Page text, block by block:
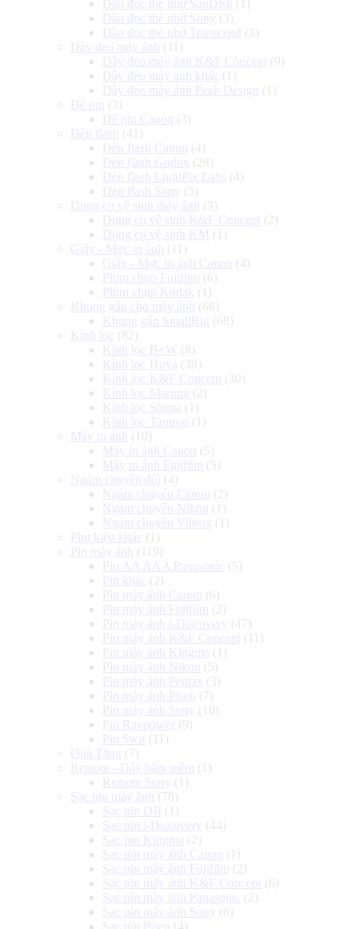
Đầu đọc thẻ nhớ SanDisk (1)
Đầu đọc thẻ nhớ Sony (3)
Đầu đọc thẻ nhớ Transcend
(3)
Dây đeo máy ảnh
(11)
Dây đeo máy ảnh K&F Concept (9)
Dây đeo máy ảnh khác (1)
Dây đeo máy ảnh Peak Design
(1)
Đế pin
(3)
Đế pin Canon
(3)
Đèn flash
(41)
Đèn flash Canon
(4)
Đèn flash Godox (28)
Đèn flash LightPix Labs (4)
Đèn flash Sony (5)
Dụng cụ vệ sinh máy ảnh
(3)
Dụng cụ vệ sinh K&F Concept (2)
Dụng cụ vệ sinh KM (1)
Giấy - Mực in ảnh
(11)
Giấy - Mực in ảnh Canon
(4)
Phim chụp Fujifilm (6)
Phim chụp Kodak (1)
Khung gắn cho máy ảnh
(68)
Khung gắn SmallRig (68)
Kính lọc (82)
Kính lọc B+W (8)
Kính lọc Hoya (39)
Kính lọc K&F Concept (30)
Kính lọc Marumi (2)
Kính lọc Sigma (1)
Kính lọc Tamron
(1)
Máy in ảnh
(10)
Máy in ảnh Canon
(5)
Máy in ảnh Fujifilm (5)
Ngàm chuyển đổi (4)
Ngàm chuyển Canon
(2)
Ngàm chuyển Nikon
(1)
Ngàm chuyển Viltrox (1)
Phụ kiện khác (1)
Pin máy ảnh
(119)
Pin AA AAA Panasonic (5)
Pin khác (2)
Pin máy ảnh Canon
(6)
Pin máy ảnh Fujifilm (2)
Pin máy ảnh i-Discovery (47)
Pin máy ảnh K&F Concept (11)
Pin máy ảnh Kingma (1)
Pin máy ảnh Nikon
(5)
Pin máy ảnh Pentax (3)
Pin máy ảnh Pisen
(7)
Pin máy ảnh Sony (10)
Pin Ravpower
(9)
Pin Swit (11)
Quà Tặng (7)
Remote - Dây bấm mềm (1)
Remote Sony (1)
Sạc pin máy ảnh
(78)
Sạc pin DJI (1)
Sạc pin i-Discovery (44)
Sạc pin Kingma (2)
Sạc pin máy ảnh Canon
(1)
Sạc pin máy ảnh Fujifilm (2)
Sạc pin máy ảnh K&F Concept (6)
Sạc pin máy ảnh Panasonic (2)
Sạc pin máy ảnh Sony (6)
Sạc pin Pisen
(4)